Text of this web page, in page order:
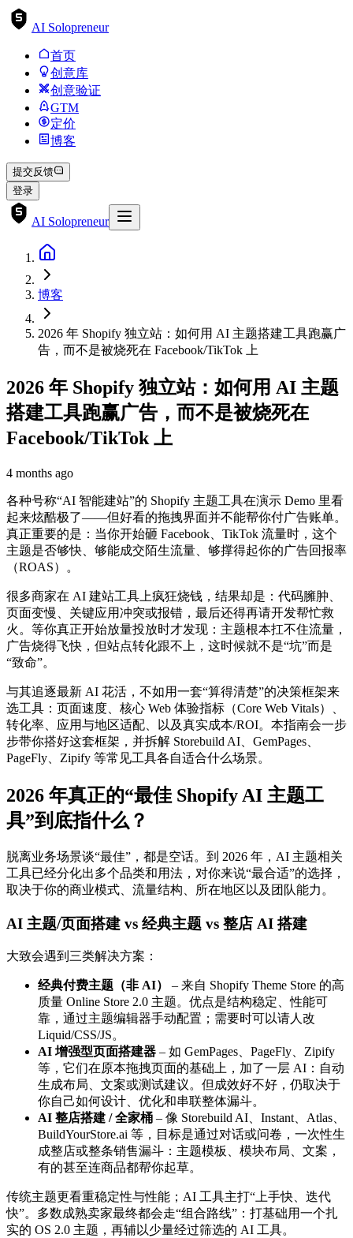
AI Solopreneur
首页
创意库
创意验证
GTM
定价
博客
提交反馈
登录
AI Solopreneur
博客
2026 年 Shopify 独立站：如何用 AI 主题搭建工具跑赢广
告，而不是被烧死在 Facebook/TikTok 上
2026 年 Shopify 独立站：如何用 AI 主题
搭建工具跑赢广告，而不是被烧死在
Facebook/TikTok 上
4 months ago
各种号称“AI 智能建站”的 Shopify 主题工具在演示 Demo 里看
起来炫酷极了——但好看的拖拽界面并不能帮你付广告账单。
真正重要的是：当你开始砸 Facebook、TikTok 流量时，这个
主题是否够快、够能成交陌生流量、够撑得起你的广告回报率
（ROAS）。
很多商家在 AI 建站工具上疯狂烧钱，结果却是：代码臃肿、
页面变慢、关键应用冲突或报错，最后还得再请开发帮忙救
火。等你真正开始放量投放时才发现：主题根本扛不住流量，
广告烧得飞快，但站点转化跟不上，这时候就不是“坑”而是
“致命”。
与其追逐最新 AI 花活，不如用一套“算得清楚”的决策框架来
选工具：页面速度、核心 Web 体验指标（Core Web Vitals）、
转化率、应用与地区适配、以及真实成本/ROI。本指南会一步
步带你搭好这套框架，并拆解 Storebuild AI、GemPages、
PageFly、Zipify 等常见工具各自适合什么场景。
2026 年真正的“最佳 Shopify AI 主题工
具”到底指什么？
脱离业务场景谈“最佳”，都是空话。到 2026 年，AI 主题相关
工具已经分化出多个品类和用法，对你来说“最合适”的选择，
取决于你的商业模式、流量结构、所在地区以及团队能力。
AI 主题/页面搭建 vs 经典主题 vs 整店 AI 搭建
大致会遇到三类解决方案：
经典付费主题（非 AI）
– 来自 Shopify Theme Store 的高
质量 Online Store 2.0 主题。优点是结构稳定、性能可
靠，通过主题编辑器手动配置；需要时可以请人改
Liquid/CSS/JS。
AI 增强型页面搭建器 – 如 GemPages、PageFly、Zipify
等，它们在原本拖拽页面的基础上，加了一层 AI：自动
生成布局、文案或测试建议。但成效好不好，仍取决于
你自己如何设计、优化和串联整体漏斗。
AI 整店搭建 / 全家桶 – 像 Storebuild AI、Instant、Atlas、
BuildYourStore.ai 等，目标是通过对话或问卷，一次性生
成整店或整条销售漏斗：主题模板、模块布局、文案，
有的甚至连商品都帮你起草。
传统主题更看重稳定性与性能；AI 工具主打“上手快、迭代
快”。多数成熟卖家最终都会走“组合路线”：打基础用一个扎
实的 OS 2.0 主题，再辅以少量经过筛选的 AI 工具。